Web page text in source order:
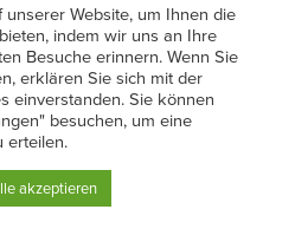
Website, um Ihnen die
indem wir uns an Ihre
Besuche erinnern. Wenn Sie
erklären Sie sich mit der
einverstanden. Sie können
besuchen, um eine
erteilen.
akzeptieren